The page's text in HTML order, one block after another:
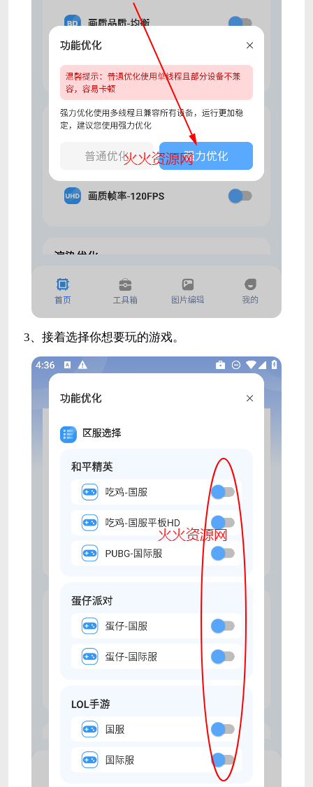
3、接着选择你想要玩的游戏。